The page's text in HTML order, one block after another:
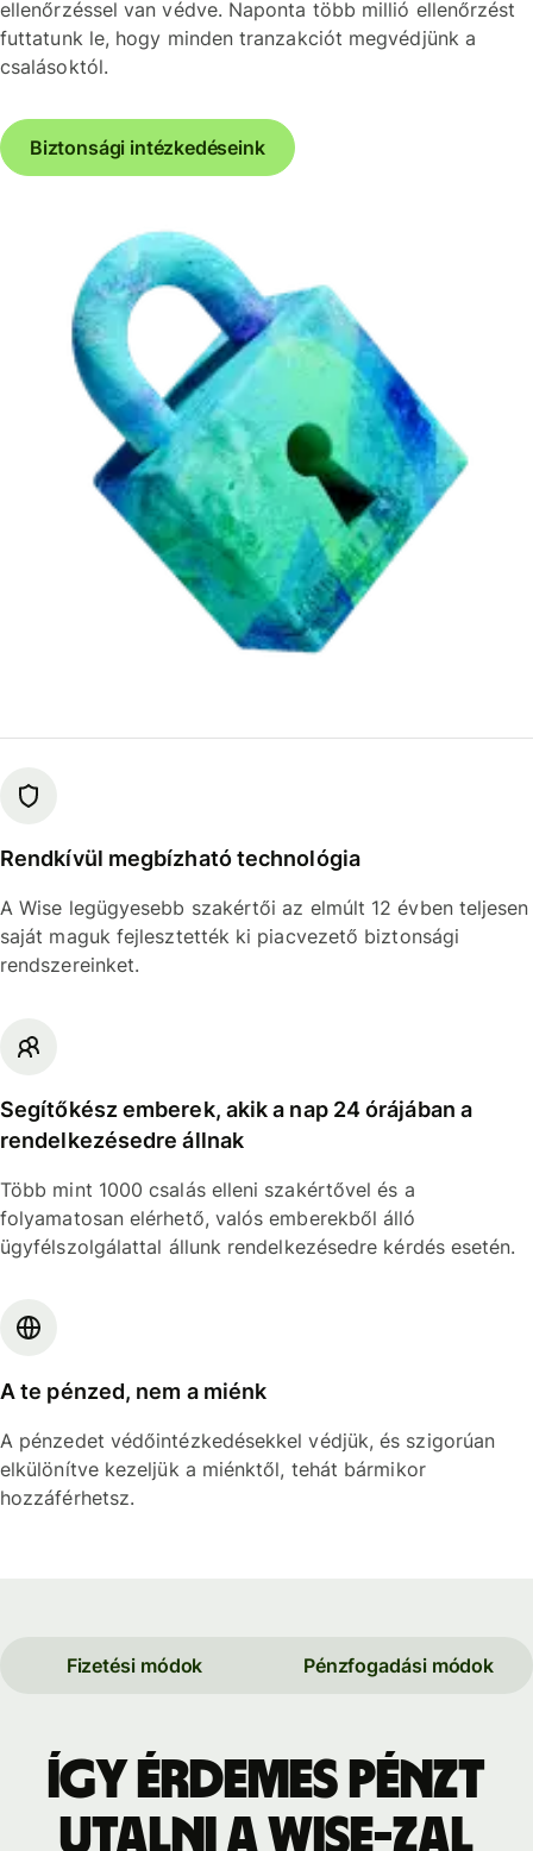
ellenőrzéssel van védve. Naponta több millió ellenőrzést
futtatunk le, hogy minden tranzakciót megvédjünk a
csalásoktól.
Biztonsági intézkedéseink
Rendkívül megbízható technológia
A Wise legügyesebb szakértői az elmúlt 12 évben teljesen
saját maguk fejlesztették ki piacvezető biztonsági
rendszereinket.
Segítőkész emberek, akik a nap 24 órájában a
rendelkezésedre állnak
Több mint 1000 csalás elleni szakértővel és a
folyamatosan elérhető, valós emberekből álló
ügyfélszolgálattal állunk rendelkezésedre kérdés esetén.
A te pénzed, nem a miénk
A pénzedet védőintézkedésekkel védjük, és szigorúan
elkülönítve kezeljük a miénktől, tehát bármikor
hozzáférhetsz.
Fizetési módok Pénzfogadási módok
Így érdemes pénzt
utalni a Wise-zal